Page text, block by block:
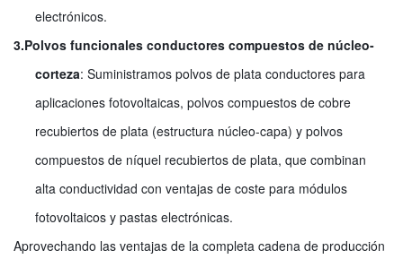
electrónicos.
3.Polvos funcionales conductores compuestos de núcleo-
corteza: Suministramos polvos de plata conductores para
aplicaciones fotovoltaicas, polvos compuestos de cobre
recubiertos de plata (estructura núcleo-capa) y polvos
compuestos de níquel recubiertos de plata, que combinan
alta conductividad con ventajas de coste para módulos
fotovoltaicos y pastas electrónicas.
Aprovechando las ventajas de la completa cadena de producción